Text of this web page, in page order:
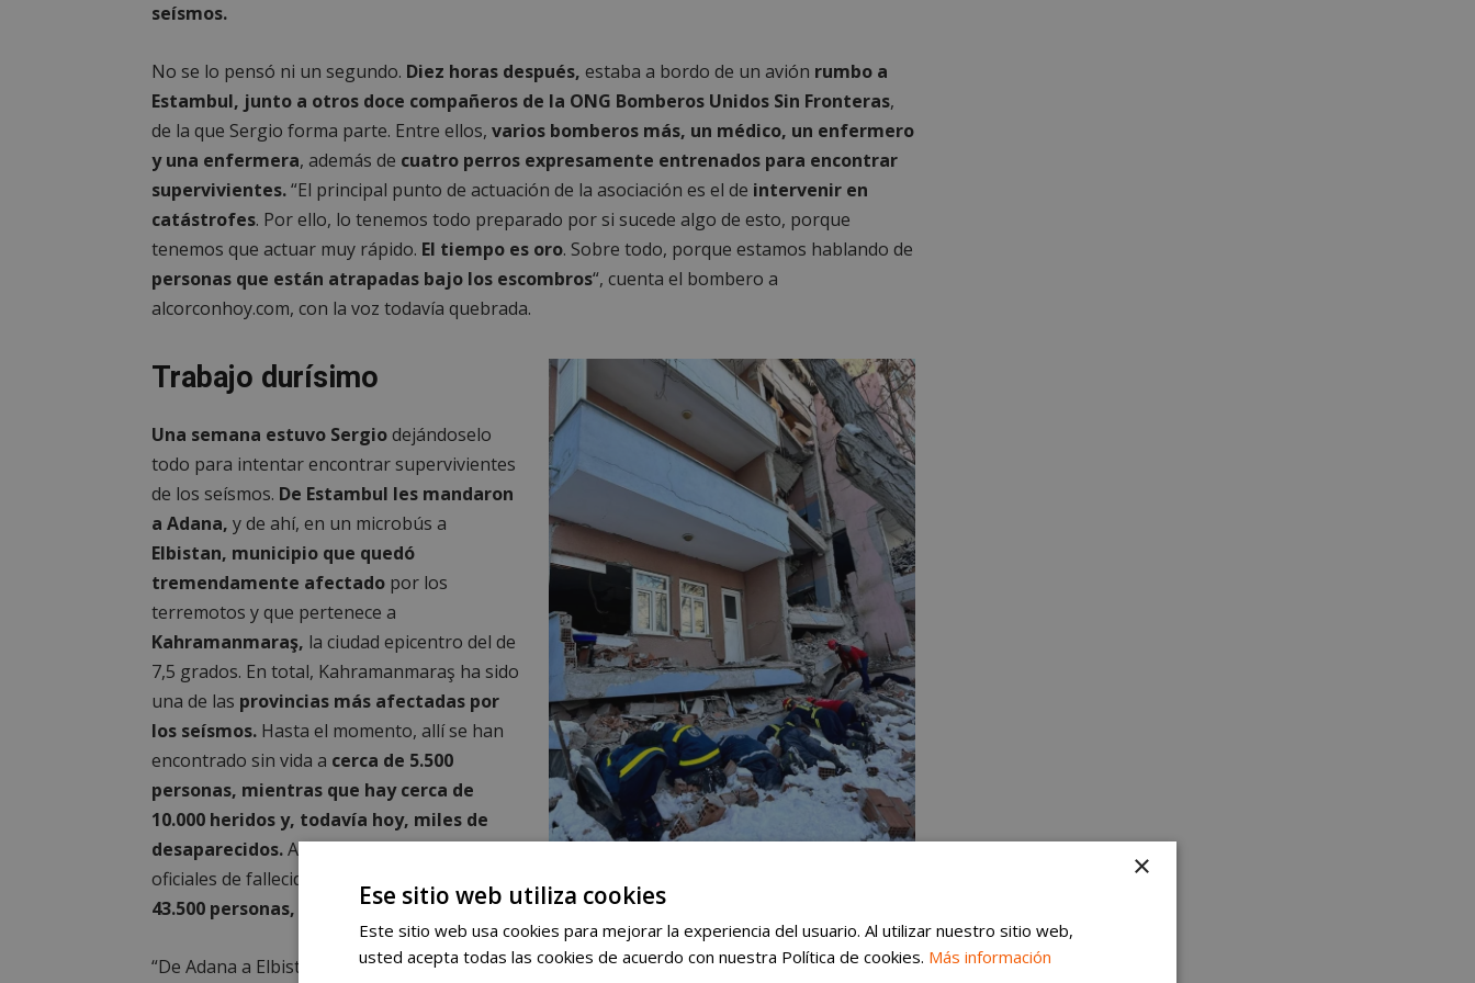
seísmos.
No se lo pensó ni un segundo. Diez horas después, estaba a bordo de un avión rumbo a
Estambul, junto a otros doce compañeros de la ONG Bomberos Unidos Sin Fronteras,
de la que Sergio forma parte. Entre ellos, varios bomberos más, un médico, un enfermero
y una enfermera, además de cuatro perros expresamente entrenados para encontrar
supervivientes.“El principal punto de actuación de la asociación es el de intervenir en
catástrofes. Por ello, lo tenemos todo preparado por si sucede algo de esto, porque
tenemos que actuar muy rápido. El tiempo es oro. Sobre todo, porque estamos hablando de
personas que están atrapadas bajo los escombros“, cuenta el bombero a
alcorconhoy.com, con la voz todavía quebrada.
Fronteras, trabajando en Elbistan.
Trabajo durísimo
Una semana estuvo Sergiodejándoselo
todo para intentar encontrar supervivientes
de los seísmos. De Estambul les mandaron
a Adana, y de ahí, en un microbús a
Elbistan, municipio que quedó
tremendamente afectado por los
terremotos y que pertenece a
Kahramanmaraş, la ciudad epicentro del de
7,5 grados. En total, Kahramanmaraş ha sido
una de las provincias más afectadas por
los seísmos. Hasta el momento, allí se han
encontrado sin vida a cerca de 5.500
personas, mientras que hay cerca de
10.000 heridos y, todavía hoy, miles de
desaparecidos.A fecha de hoy, las cifras
oficiales de fallecidos por los seísmos es de
43.500 personas, entre Turquía y Siria.
“De Adana a Elbistan, por carretera,hay como cuatro horas. Nosotrostardamos doce.
×
Ese sitio web utiliza cookies
Este sitio web usa cookies para mejorar la experiencia del usuario. Al utilizar nuestro sitio web,
usted acepta todas las cookies de acuerdo con nuestra Política de cookies. Más información